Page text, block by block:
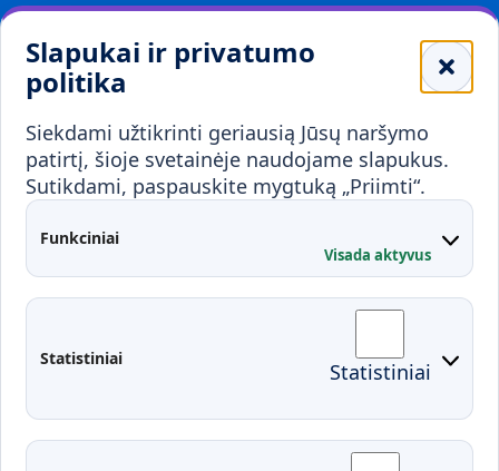
Slapukai ir privatumo
politika
Siekdami užtikrinti geriausią Jūsų naršymo
patirtį, šioje svetainėje naudojame slapukus.
Sutikdami, paspauskite mygtuką „Priimti“.
Funkciniai
Visada aktyvus
Statistiniai Statistiniai
Mokykloms
Visuomenei ir verslui
Mokymai ir konsultavimas
Partnerystės
Karjera
Kontaktai
Administracija
Fakultetai
Studentų atstovybė
Moodle
EDINA